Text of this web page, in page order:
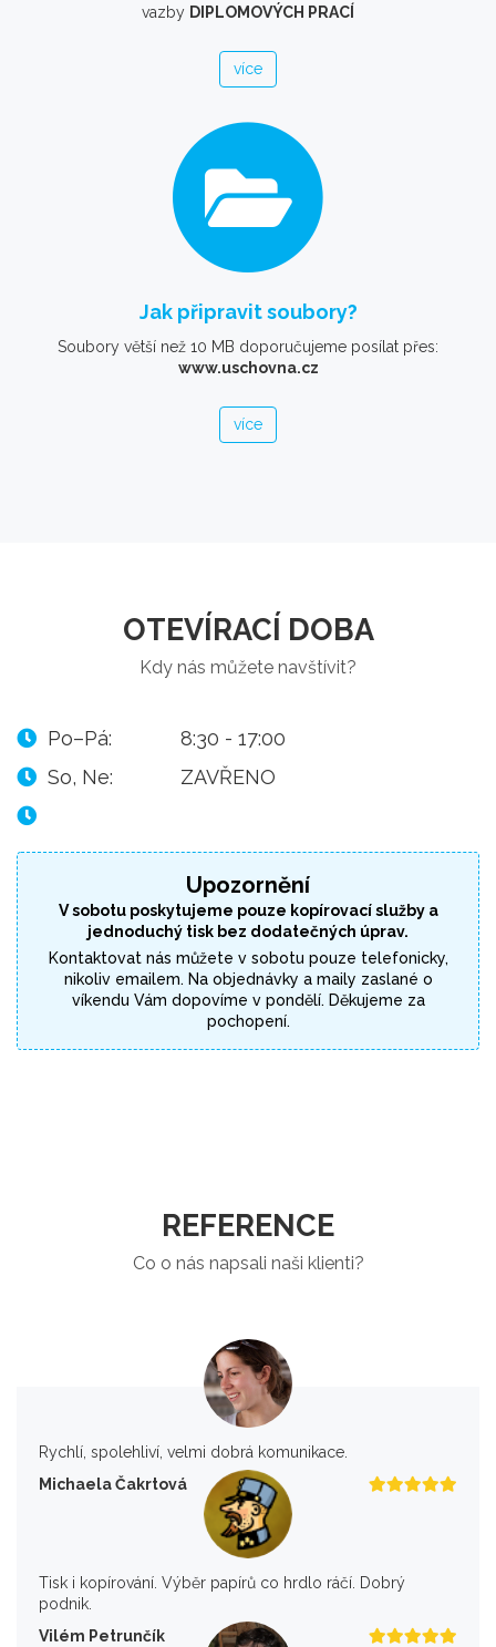
vazby DIPLOMOVÝCH PRACÍ
více
Jak připravit soubory?
Soubory větší než 10 MB doporučujeme posílat přes:
www.uschovna.cz
více
OTEVÍRACÍ DOBA
Kdy nás můžete navštívit?
8:30 - 17:00
Po–Pá:
ZAVŘENO
So, Ne:
Upozornění
V sobotu poskytujeme pouze kopírovací služby a
jednoduchý tisk bez dodatečných úprav.
Kontaktovat nás můžete v sobotu pouze telefonicky,
nikoliv emailem. Na objednávky a maily zaslané o
víkendu Vám dopovíme v pondělí. Děkujeme za
pochopení.
REFERENCE
Co o nás napsali naši klienti?
Rychlí, spolehliví, velmi dobrá komunikace.
Michaela Čakrtová
Tisk i kopírování. Výběr papírů co hrdlo ráčí. Dobrý
podnik.
Vilém Petrunčík